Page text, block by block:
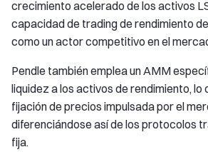
crecimiento acelerado de los activos
capacidad de trading de rendimiento
como un actor competitivo en el
Pendle también emplea un AMM
liquidez a los activos de rendimiento, lo
fijación de precios impulsada por el
diferenciándose así de los protocolos
fija.